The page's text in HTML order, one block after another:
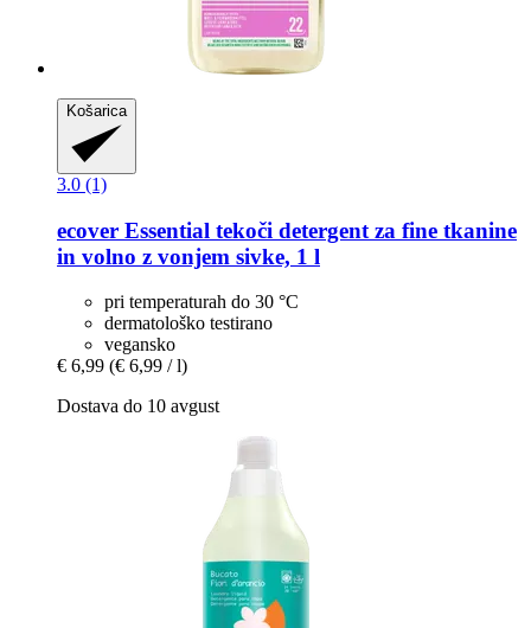
Košarica
3.0 (1)
ecover Essential tekoči detergent za fine tkanine
in volno z vonjem sivke, 1 l
pri temperaturah do 30 °C
dermatološko testirano
vegansko
€ 6,99 (€ 6,99 / l)
Dostava do 10 avgust